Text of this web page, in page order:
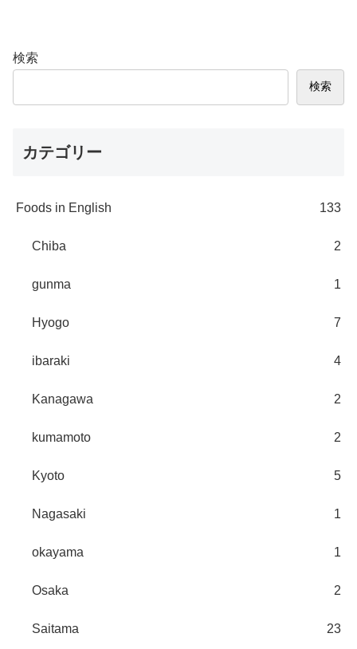
検索
検索
カテゴリー
Foods in English 133
Chiba 2
gunma 1
Hyogo 7
ibaraki 4
Kanagawa 2
kumamoto 2
Kyoto 5
Nagasaki 1
okayama 1
Osaka 2
Saitama 23